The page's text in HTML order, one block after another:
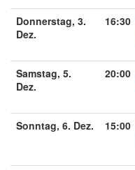
Donnerstag, 3.
Dez.
16:30
Samstag, 5.
Dez.
20:00
Sonntag, 6. Dez. 15:00